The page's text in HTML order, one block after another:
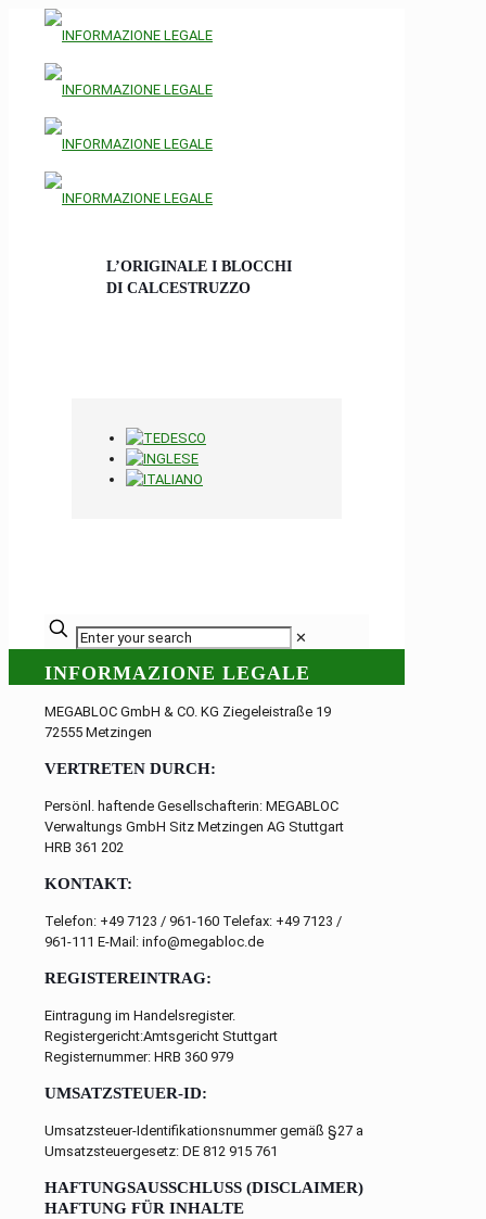
L’ORIGINALE I BLOCCHI
DI CALCESTRUZZO
✕
INFORMAZIONE LEGALE
MEGABLOC GmbH & CO. KG Ziegeleistraße 19
72555 Metzingen
VERTRETEN DURCH:
Persönl. haftende Gesellschafterin: MEGABLOC
Verwaltungs GmbH Sitz Metzingen AG Stuttgart
HRB 361 202
KONTAKT:
Telefon: +49 7123 / 961-160 Telefax: +49 7123 /
961-111 E-Mail: info@megabloc.de
REGISTEREINTRAG:
Eintragung im Handelsregister.
Registergericht:Amtsgericht Stuttgart
Registernummer: HRB 360 979
UMSATZSTEUER-ID:
Umsatzsteuer-Identifikationsnummer gemäß §27 a
Umsatzsteuergesetz: DE 812 915 761
HAFTUNGSAUSSCHLUSS (DISCLAIMER)
HAFTUNG FÜR INHALTE